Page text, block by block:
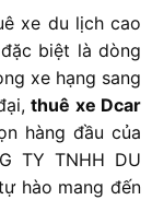
xe du lịch cao
biệt là dòng
xe hạng sang
thuê xe Dcar
hàng đầu của
TY TNHH DU
hào mang đến